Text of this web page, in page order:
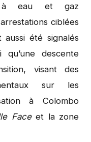
à eau et gaz
ciblées
été signalés
qu’une descente
visant des
sur les
à Colombo
Faceet la zone